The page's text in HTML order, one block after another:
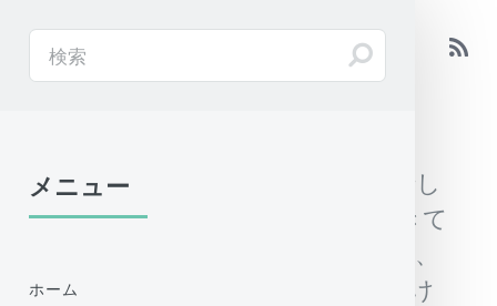
ArcGISの初心者向け解説サイトでし
たが、QGISを使うようになってきて
ます。専門用語はなるべく使わず、
単純明快な操作方法の説明を心がけ
メニュー
ホーム